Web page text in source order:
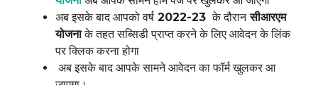
अब इसके बाद आपको वर्ष 2022-23 के दौरानसीआरएम
योजनाके तहत सब्सिडी प्राप्त करने के लिए आवेदन के लिंक
पर क्लिक करना होगा
अब इसके बाद आपके सामने आवेदन का फॉर्म खुलकर आ